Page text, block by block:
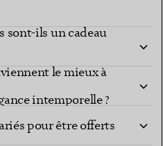
sont-ils un cadeau
le mieux à
intemporelle ?
Co. ornés de pierres
pour être offerts
cœur Return to